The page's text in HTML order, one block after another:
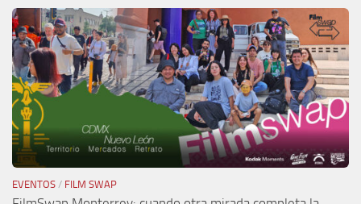
EVENTOS / FILM SWAP